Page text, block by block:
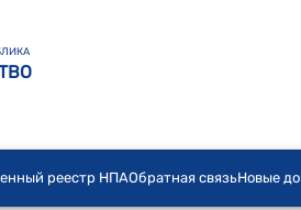
реестр НПАОбратная связьНовые